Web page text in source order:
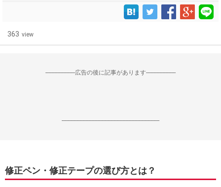
363 view
--------------------広告の後に記事があります--------------------
------------------------------------------------------------------
修正ペン・修正テープの選び方とは？